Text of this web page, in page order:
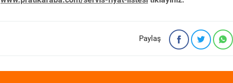
Paylaş